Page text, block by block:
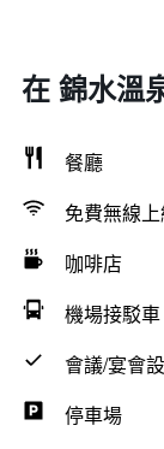
在 錦水溫
餐廳
免費無線
咖啡店
機場接駁車
會議/宴會
停車場